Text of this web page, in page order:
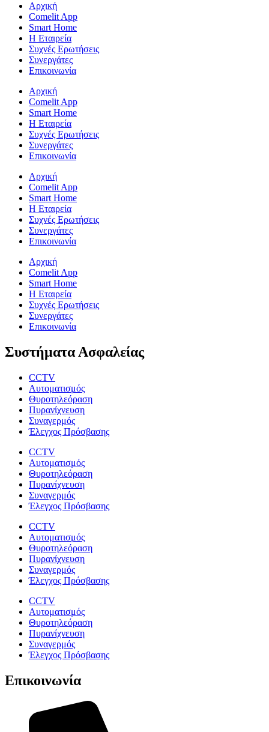
Αρχική
Comelit App
Smart Home
Η Εταιρεία
Συχνές Ερωτήσεις
Συνεργάτες
Επικοινωνία
Αρχική
Comelit App
Smart Home
Η Εταιρεία
Συχνές Ερωτήσεις
Συνεργάτες
Επικοινωνία
Αρχική
Comelit App
Smart Home
Η Εταιρεία
Συχνές Ερωτήσεις
Συνεργάτες
Επικοινωνία
Αρχική
Comelit App
Smart Home
Η Εταιρεία
Συχνές Ερωτήσεις
Συνεργάτες
Επικοινωνία
Συστήματα Ασφαλείας
CCTV
Αυτοματισμός
Θυροτηλεόραση
Πυρανίχνευση
Συναγερμός
Έλεγχος Πρόσβασης
CCTV
Αυτοματισμός
Θυροτηλεόραση
Πυρανίχνευση
Συναγερμός
Έλεγχος Πρόσβασης
CCTV
Αυτοματισμός
Θυροτηλεόραση
Πυρανίχνευση
Συναγερμός
Έλεγχος Πρόσβασης
CCTV
Αυτοματισμός
Θυροτηλεόραση
Πυρανίχνευση
Συναγερμός
Έλεγχος Πρόσβασης
Επικοινωνία